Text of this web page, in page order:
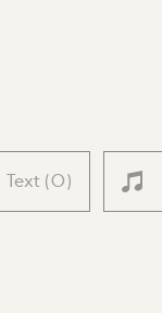
Text (0)